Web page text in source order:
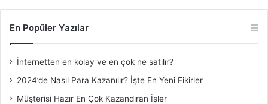
En Popüler Yazılar
İnternetten en kolay ve en çok ne satılır?
2024’de Nasıl Para Kazanılır? İşte En Yeni Fikirler
Müşterisi Hazır En Çok Kazandıran İşler